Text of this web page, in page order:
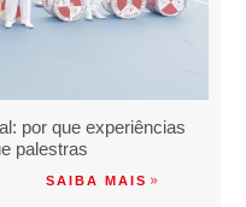
por que experiências
palestras
SAIBA MAIS